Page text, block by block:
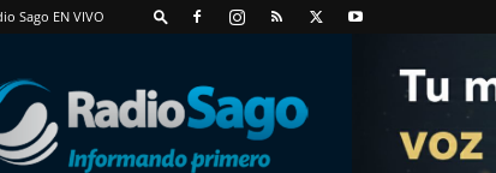
Sago EN VIVO
RadioSago